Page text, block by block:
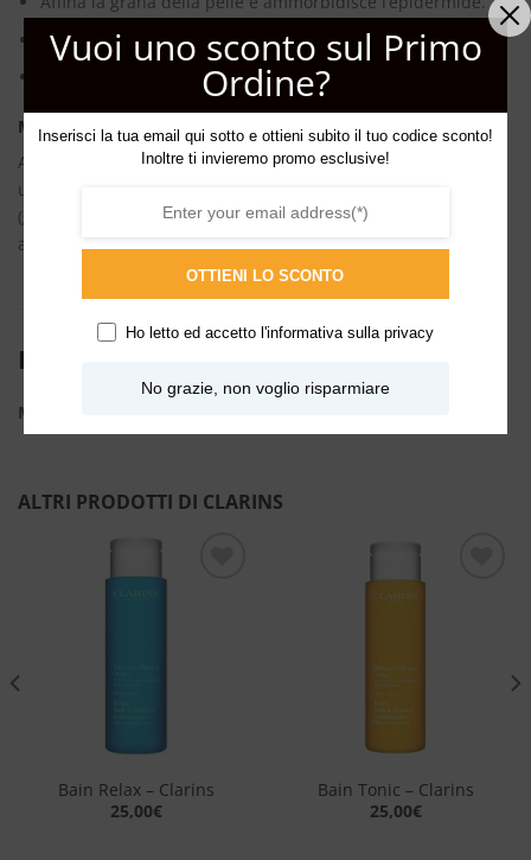
Contribuisce ad attenuare l’effetto pelle d’arancia.
La pelle è visibilmente più tonica e morbida al tatto.
Modo D’uso
Applicare 1 o 2 volte alla settimana sulla pelle asciutta o
umida, anche sul seno e insistendo sulle zone più ruvide
(gomiti, ginocchia, piedi, cosce). Sciacquare
abbondantemente.
INFORMAZIONI AGGIUNTIVE
ML
ALTRI PRODOTTI DI CLARINS
Bain Relax – Clarins
25,00€
Bain Tonic – Clarins
25,00€
Vuoi uno sconto sul Primo
Ordine?
Inserisci la tua email qui sotto e ottieni subito il tuo codice sconto!
Inoltre ti invieremo promo esclusive!
OTTIENI LO SCONTO
Ho letto ed accetto l'informativa sulla privacy
No grazie, non voglio risparmiare